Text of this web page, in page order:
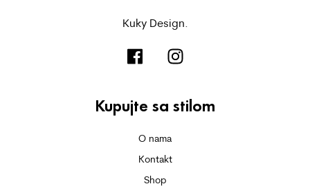
Kuky Design.
Kupujte sa stilom
O nama
Kontakt
Shop